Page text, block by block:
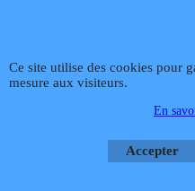
Ce site utilise des cookies pour
mesure aux visiteurs.
En
Accepter